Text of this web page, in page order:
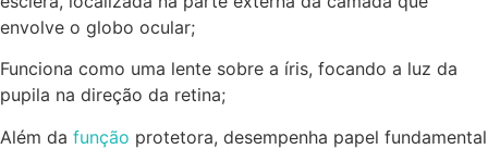
envolve o globo ocular;
Funciona como uma lente sobre a íris, focando a luz da
pupila na direção da retina;
Além da função protetora, desempenha papel fundamental